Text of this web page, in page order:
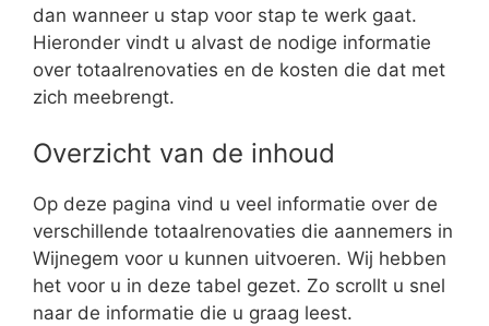
dan wanneer u stap voor stap te werk gaat.
Hieronder vindt u alvast de nodige informatie
over totaalrenovaties en de kosten die dat met
zich meebrengt.
Overzicht van de inhoud
Op deze pagina vind u veel informatie over de
verschillende totaalrenovaties die aannemers in
Wijnegem voor u kunnen uitvoeren. Wij hebben
het voor u in deze tabel gezet. Zo scrollt u snel
naar de informatie die u graag leest.